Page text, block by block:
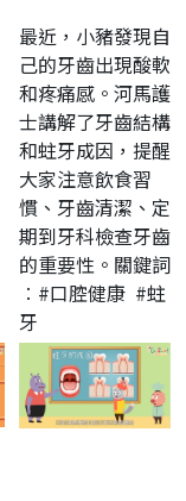
最近，小豬發現自
己的牙齒出現酸軟
和疼痛感。河馬護
士講解了牙齒結構
和蛀牙成因，提醒
大家注意飲食習
慣、牙齒清潔、定
期到牙科檢查牙齒
的重要性。關鍵詞
︰#口腔健康 #蛀
牙